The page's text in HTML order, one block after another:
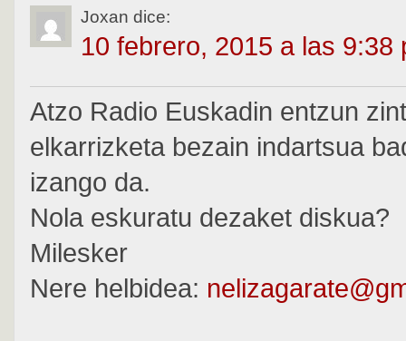
Joxan dice:
10 febrero, 2015 a las 9:38
Atzo Radio Euskadin entzun
elkarrizketa bezain indartsua
izango da.
Nola eskuratu dezaket diskua?
Milesker
Nere helbidea: